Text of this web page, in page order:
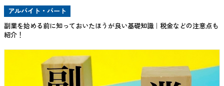
アルバイト・パート
副業を始める前に知っておいたほうが良い基礎知識｜税金などの注意点も
紹介！